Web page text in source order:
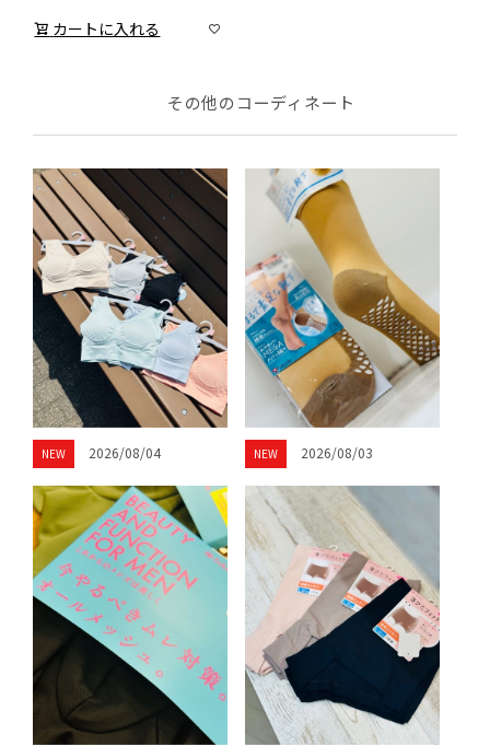
カートに入れる
その他のコーディネート
NEW 2026/08/04 NEW 2026/08/03